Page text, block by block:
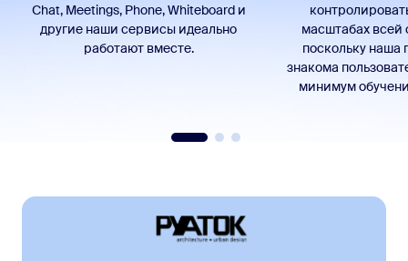
Chat, Meetings, Phone, Whiteboard и
другие наши сервисы идеально
работают вместе.
масштабах всей
поскольку наша
знакома
минимум